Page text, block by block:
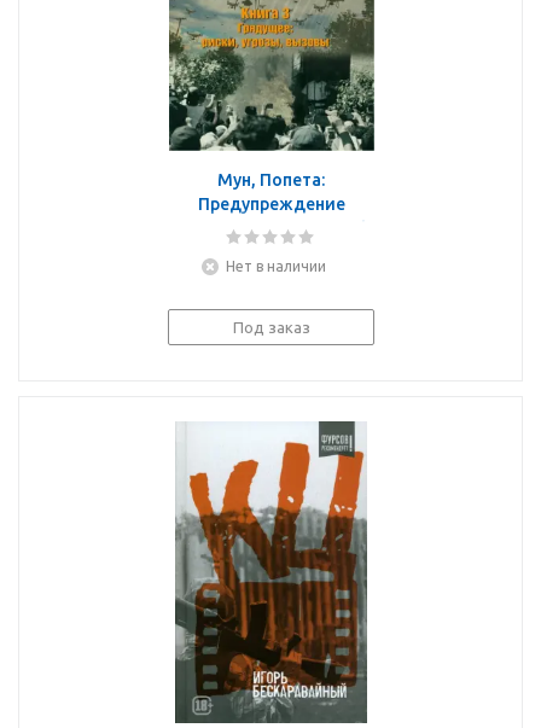
Мун, Попета:
Предупреждение
техногенных катастроф.
Риски, угрозы, вызовы
Нет в наличии
Под заказ